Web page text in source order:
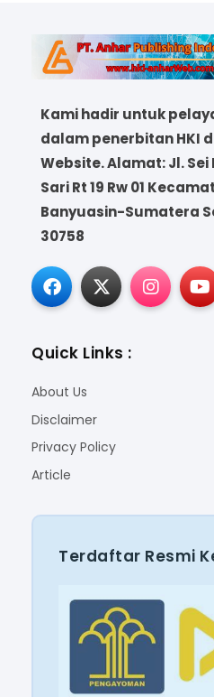
Kami hadir untuk
dalam penerbitan HKI
Website. Alamat: Jl. Sei
Sari Rt 19 Rw 01
Banyuasin-Sumatera
30758
Quick Links :
About Us
Disclaimer
Privacy Policy
Article
Terdaftar Resmi